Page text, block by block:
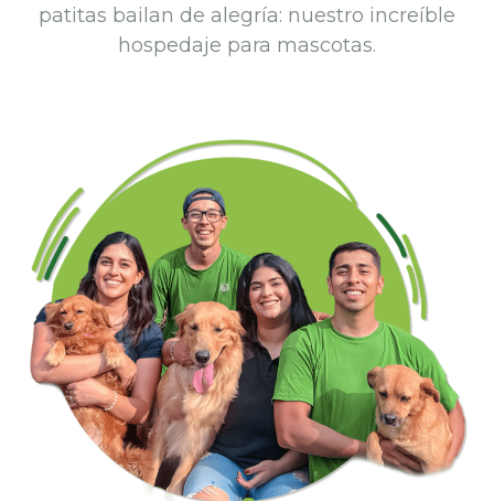
patitas bailan de alegría: nuestro increíble
hospedaje para mascotas.